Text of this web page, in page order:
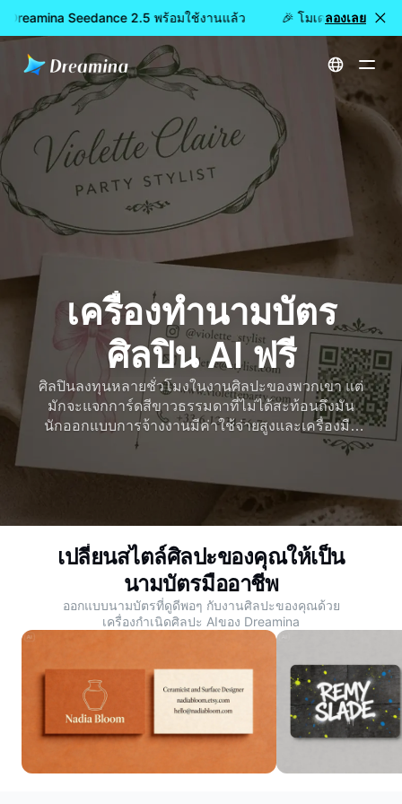
Seedance 2.5 พร้อมใช้งานแล้ว 🎉 โมเดลใหม่เปิดให้
ลองเลย
หน้าหลัก สร้าง เครื่องทำนามบัตรศิลปิน AI ฟรี
เครื่องทำนามบัตร
ศิลปิน AI ฟรี
ศิลปินลงทุนหลายชั่วโมงในงานศิลปะของพวกเขา แต่
มักจะแจกการ์ดสีขาวธรรมดาที่ไม่ได้สะท้อนถึงมัน
นักออกแบบการจ้างงานมีค่าใช้จ่ายสูงและเครื่องมือ
ออกแบบมีความซับซ้อน Dreamina สร้างนามบัตร
ศิลปะในสไตล์ที่เป็นเอกลักษณ์ของคุณด้วย AI ทำให้
ทุกแฮนด์ออฟน่าจดจำ
เปลี่ยนสไตล์ศิลปะของคุณให้เป็น
นามบัตรมืออาชีพ
ออกแบบนามบัตรที่ดูดีพอๆ กับงานศิลปะของคุณด้วย
เครื่องกำเนิดศิลปะ AIของ Dreamina